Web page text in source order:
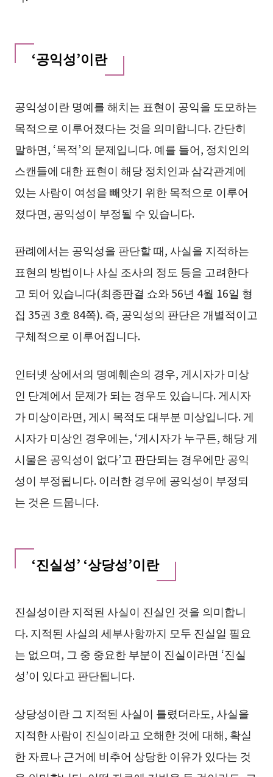
‘공익성’이란
공익성이란 명예를 해치는 표현이 공익을 도모하는
목적으로 이루어졌다는 것을 의미합니다. 간단히
말하면, ‘목적’의 문제입니다. 예를 들어, 정치인의
스캔들에 대한 표현이 해당 정치인과 삼각관계에
있는 사람이 여성을 빼앗기 위한 목적으로 이루어
졌다면, 공익성이 부정될 수 있습니다.
판례에서는 공익성을 판단할 때, 사실을 지적하는
표현의 방법이나 사실 조사의 정도 등을 고려한다
고 되어 있습니다(최종판결 쇼와 56년 4월 16일 형
집 35권 3호 84쪽). 즉, 공익성의 판단은 개별적이고
구체적으로 이루어집니다.
인터넷 상에서의 명예훼손의 경우, 게시자가 미상
인 단계에서 문제가 되는 경우도 있습니다. 게시자
가 미상이라면, 게시 목적도 대부분 미상입니다. 게
시자가 미상인 경우에는, ‘게시자가 누구든, 해당 게
시물은 공익성이 없다’고 판단되는 경우에만 공익
성이 부정됩니다. 이러한 경우에 공익성이 부정되
는 것은 드뭅니다.
‘진실성’ ‘상당성’이란
진실성이란 지적된 사실이 진실인 것을 의미합니
다. 지적된 사실의 세부사항까지 모두 진실일 필요
는 없으며, 그 중 중요한 부분이 진실이라면 ‘진실
성’이 있다고 판단됩니다.
상당성이란 그 지적된 사실이 틀렸더라도, 사실을
지적한 사람이 진실이라고 오해한 것에 대해, 확실
한 자료나 근거에 비추어 상당한 이유가 있다는 것